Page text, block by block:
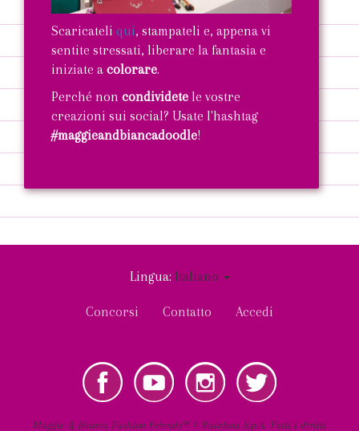
Scaricateli qui, stampateli e, appena vi
sentite stressati, liberare la fantasia e
iniziate a colorare.
Perché non condividete le vostre
creazioni sui social? Usate l'hashtag
#maggieandbiancadoodle!
ENTRA
Lingua: Italiano
Concorsi Contatto Accedi
Twitter
Maggie & Bianca Fashion Friends™ © Rainbow S.p.A. Tutti i diritti